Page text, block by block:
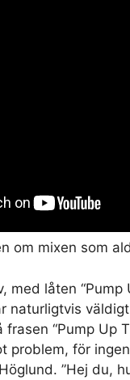
om mixen som
med låten
naturligtvis
“Pump Up
problem, för
”Hej du,